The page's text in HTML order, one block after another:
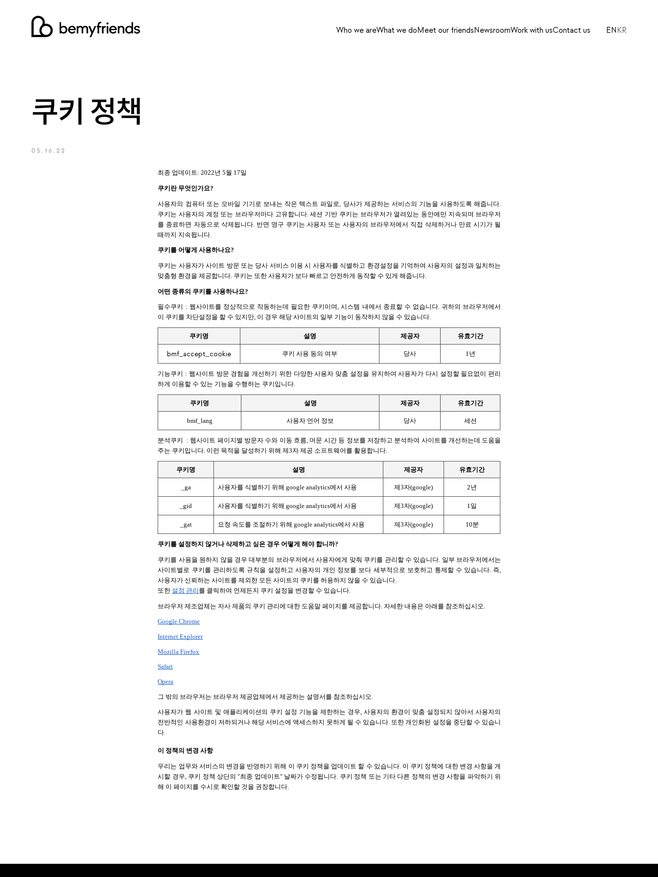
Who we areWhat we doMeet our friendsNewsroomWork with usContact us ENKR
쿠키 정책
05.16.22
최종 업데이트: 2022년 5월 17일
쿠키란 무엇인가요?
사용자의 컴퓨터 또는 모바일 기기로 보내는 작은 텍스트 파일로, 당사가 제공하는 서비스의 기능을 사용하도록 해줍니다.
쿠키는 사용자의 계정 또는 브라우저마다 고유합니다. 세션 기반 쿠키는 브라우저가 열려있는 동안에만 지속되며 브라우저
를 종료하면 자동으로 삭제됩니다. 반면 영구 쿠키는 사용자 또는 사용자의 브라우저에서 직접 삭제하거나 만료 시기가 될
때까지 지속됩니다.
쿠키를 어떻게 사용하나요?
쿠키는 사용자가 사이트 방문 또는 당사 서비스 이용 시 사용자를 식별하고 환경설정을 기억하여 사용자의 설정과 일치하는
맞춤형 환경을 제공합니다. 쿠키는 또한 사용자가 보다 빠르고 안전하게 동작할 수 있게 해줍니다.
어떤 종류의 쿠키를 사용하나요?
필수쿠키 : 웹사이트를 정상적으로 작동하는데 필요한 쿠키이며, 시스템 내에서 종료할 수 없습니다. 귀하의 브라우저에서
이 쿠키를 차단설정을 할 수 있지만, 이 경우 해당 사이트의 일부 기능이 동작하지 않을 수 있습니다.
쿠키명 설명 제공자 유효기간
bmf_accept_cookie 쿠키 사용 동의 여부 당사 1년
기능쿠키 : 웹사이트 방문 경험을 개선하기 위한 다양한 사용자 맞춤 설정을 유지하여 사용자가 다시 설정할 필요없이 편리
하게 이용할 수 있는 기능을 수행하는 쿠키입니다.
쿠키명 설명 제공자 유효기간
bmf_lang 사용자 언어 정보 당사 세션
분석쿠키  : 웹사이트 페이지별 방문자 수와 이동 흐름, 머문 시간 등 정보를 저장하고 분석하여 사이트를 개선하는데 도움을
주는 쿠키입니다. 이런 목적을 달성하기 위해 제3자 제공 소프트웨어를 활용합니다.
쿠키명 설명 제공자 유효기간
_ga 사용자를 식별하기 위해 google analytics에서 사용 제3자(google) 2년
_gid 사용자를 식별하기 위해 google analytics에서 사용 제3자(google) 1일
_gat 요청 속도를 조절하기 위해 google analytics에서 사용 제3자(google) 10분
쿠키를 설정하지 않거나 삭제하고 싶은 경우 어떻게 해야 합니까?
쿠키를 사용을 원하지 않을 경우 대부분의 브라우저에서 사용자에게 맞춰 쿠키를 관리할 수 있습니다. 일부 브라우저에서는
사이트별로 쿠키를 관리하도록 규칙을 설정하고 사용자의 개인 정보를 보다 세부적으로 보호하고 통제할 수 있습니다. 즉,
사용자가 신뢰하는 사이트를 제외한 모든 사이트의 쿠키를 허용하지 않을 수 있습니다.
또한 설정 관리 를 클릭하여 언제든지 쿠키 설정을 변경할 수 있습니다.
브라우저 제조업체는 자사 제품의 쿠키 관리에 대한 도움말 페이지를 제공합니다. 자세한 내용은 아래를 참조하십시오.
Google Chrome
Internet Explorer
Mozilla Firefox
Safari
Opera
그 밖의 브라우저는 브라우저 제공업체에서 제공하는 설명서를 참조하십시오.
사용자가 웹 사이트 및 애플리케이션의 쿠키 설정 기능을 제한하는 경우, 사용자의 환경이 맞춤 설정되지 않아서 사용자의
전반적인 사용환경이 저하되거나 해당 서비스에 액세스하지 못하게 될 수 있습니다. 또한 개인화된 설정을 중단할 수 있습니
다.
이 정책의 변경 사항
우리는 업무와 서비스의 변경을 반영하기 위해 이 쿠키 정책을 업데이트 할 수 있습니다. 이 쿠키 정책에 대한 변경 사항을 게
시할 경우, 쿠키 정책 상단의 "최종 업데이트" 날짜가 수정됩니다. 쿠키 정책 또는 기타 다른 정책의 변경 사항을 파악하기 위
해 이 페이지를 수시로 확인할 것을 권장합니다.